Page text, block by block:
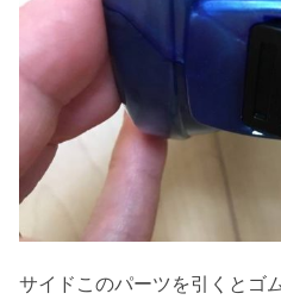
サイドこのパーツを引くとゴ